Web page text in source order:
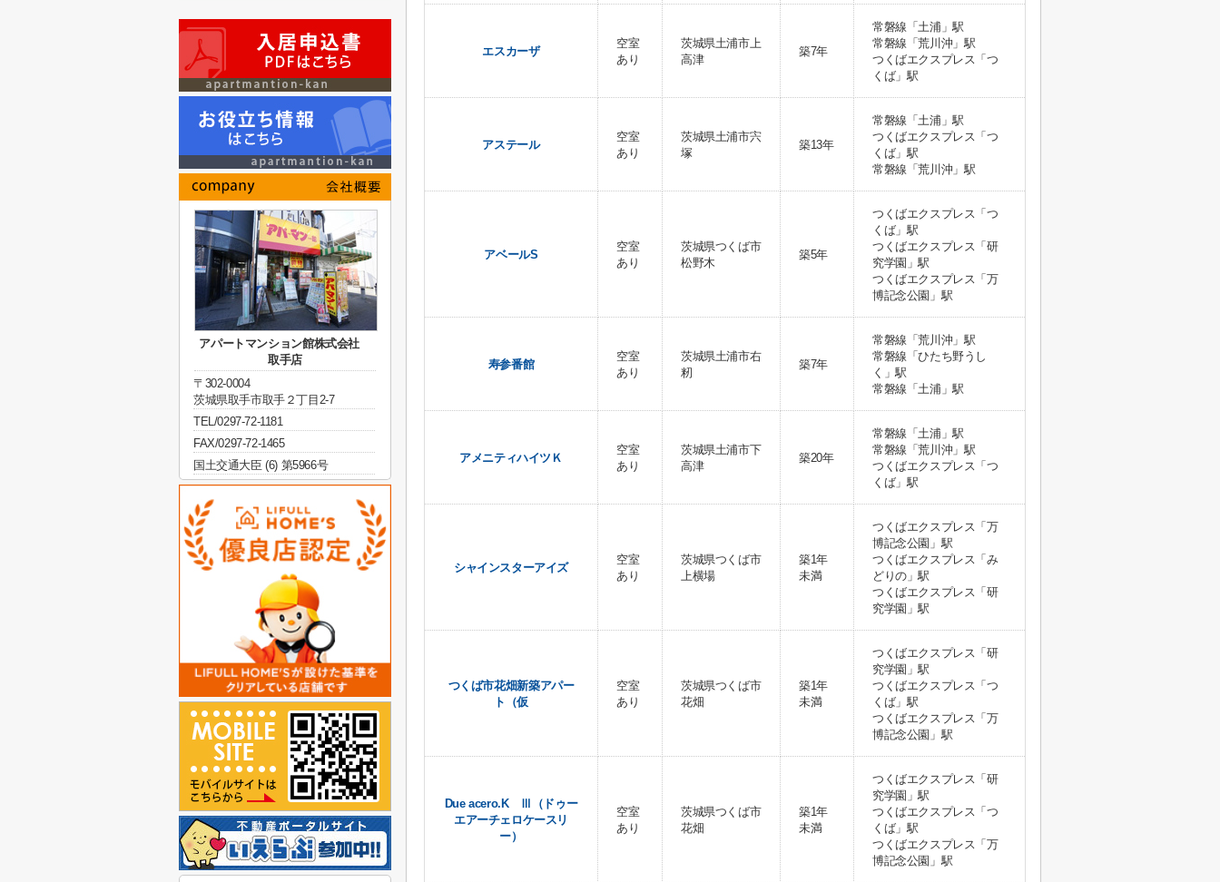
エスカーザ
空室
あり
茨城県土浦市上
高津
築7年
常磐線「土浦」駅
常磐線「荒川沖」駅
つくばエクスプレス「つ
くば」駅
アステール
空室
あり
茨城県土浦市宍
塚
築13年
常磐線「土浦」駅
つくばエクスプレス「つ
くば」駅
常磐線「荒川沖」駅
アベールS
空室
あり
茨城県つくば市
松野木
築5年
つくばエクスプレス「つ
くば」駅
つくばエクスプレス「研
究学園」駅
つくばエクスプレス「万
博記念公園」駅
寿参番館
空室
あり
茨城県土浦市右
籾
築7年
常磐線「荒川沖」駅
常磐線「ひたち野うし
く」駅
常磐線「土浦」駅
アメニティハイツＫ
空室
あり
茨城県土浦市下
高津
築20年
常磐線「土浦」駅
常磐線「荒川沖」駅
つくばエクスプレス「つ
くば」駅
シャインスターアイズ
空室
あり
茨城県つくば市
上横場
築1年
未満
つくばエクスプレス「万
博記念公園」駅
つくばエクスプレス「み
どりの」駅
つくばエクスプレス「研
究学園」駅
つくば市花畑新築アパー
ト（仮
空室
あり
茨城県つくば市
花畑
築1年
未満
つくばエクスプレス「研
究学園」駅
つくばエクスプレス「つ
くば」駅
つくばエクスプレス「万
博記念公園」駅
Due acero.K Ⅲ（ドゥー
エアーチェロケースリ
ー）
空室
あり
茨城県つくば市
花畑
築1年
未満
つくばエクスプレス「研
究学園」駅
つくばエクスプレス「つ
くば」駅
つくばエクスプレス「万
博記念公園」駅
アパートマンション館株式会社
取手店
〒302-0004
茨城県取手市取手２丁目2-7
TEL/0297-72-1181
FAX/0297-72-1465
国土交通大臣 (6) 第5966号